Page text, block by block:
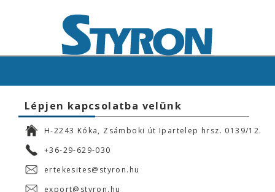
Lépjen kapcsolatba velünk
H-2243 Kóka, Zsámboki út Ipartelep hrsz. 0139/12.
+36-29-629-030
ertekesites@styron.hu
export@styron.hu